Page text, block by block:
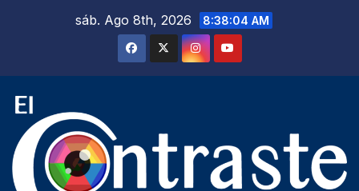
sáb. Ago 8th, 2026 8:38:05 AM